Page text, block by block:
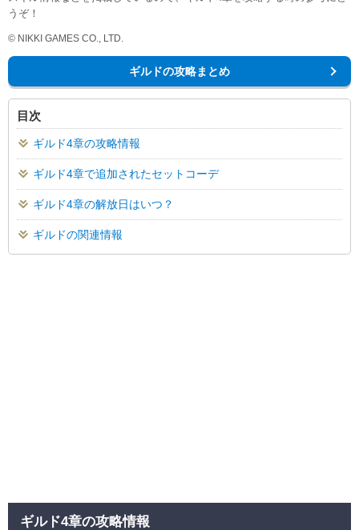
うぞ！
© NIKKI GAMES CO., LTD.
ギルドの攻略まとめ
目次
ギルド4章の攻略情報
ギルド4章で追加されたセットコーデ
ギルド4章の解放日はいつ？
ギルドの関連情報
ギルド4章の攻略情報